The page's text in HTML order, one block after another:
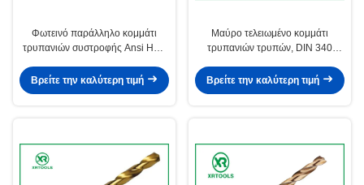
Φωτεινό παράλληλο κομμάτι
τρυπανιών συστροφής Ansi HSS
Βρείτε την καλύτερη τιμή
Μαύρο τελειωμένο κομμάτι
τρυπανιών τρυπών, DIN 340
κομμάτι τρυπανιών
Βρείτε την καλύτερη τιμή